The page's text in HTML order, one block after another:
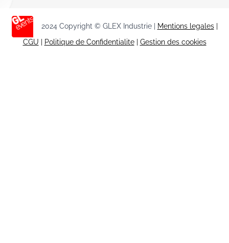
2024 Copyright © GLEX Industrie | Mentions legales|
CGU | Politique de Confidentialite| Gestion des cookies